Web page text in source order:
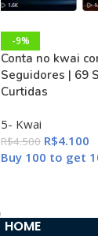
-9%
Conta no kwai
Seguidores | 69
Curtidas
5- Kwai
R$4.500 R$4.100
Buy 100 to get
HOME